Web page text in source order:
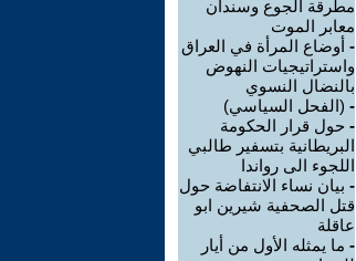
مطرقة الجوع وسندان
معابر الموت
- أوضاع المرأة في العراق
واستراتيجيات النهوض
بالنضال النسوي
- (الفحل السياسي)
- حول قرار الحكومة
البريطانية بتسفير طالبي
اللجوء الى رواندا
- بيان نساء الانتفاضة حول
قتل الصحفية شيرين ابو
عاقلة
- ما يمثله الأول من أيار